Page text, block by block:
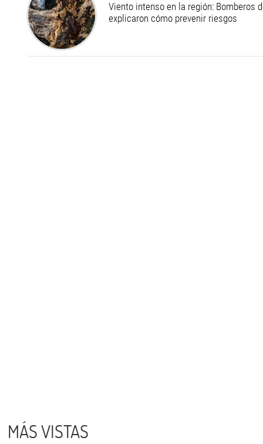
Viento intenso en la región: Bomberos
explicaron cómo prevenir riesgos
MÁS VISTAS